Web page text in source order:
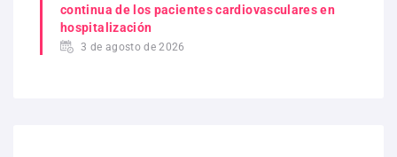
continua de los pacientes cardiovasculares en
hospitalización
3 de agosto de 2026